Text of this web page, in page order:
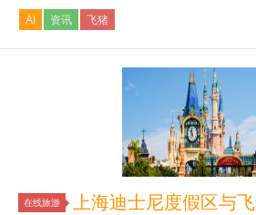
AI 资讯 飞猪
在线旅游
上海迪士尼度假区与